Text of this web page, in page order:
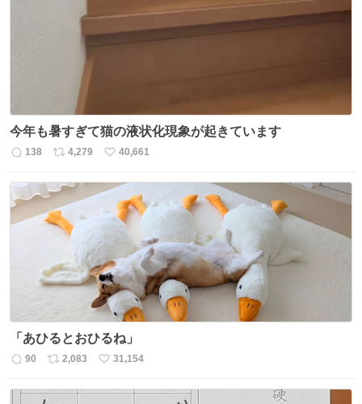
今年も暑すぎて猫の液状化現象が起きています
返
138
リ
ス
ト
数
4,279
い
ね
数
40,661
「あひるとおひるね」
返
90
リ
2,083
い
31,154